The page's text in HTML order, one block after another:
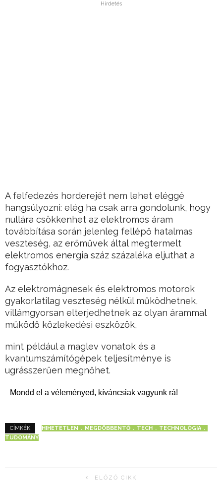
Hirdetés
A felfedezés horderejét nem lehet eléggé
hangsúlyozni: elég ha csak arra gondolunk, hogy
nullára csökkenhet az elektromos áram
továbbítása során jelenleg fellépő hatalmas
veszteség, az erőművek által megtermelt
elektromos energia száz százaléka eljuthat a
fogyasztókhoz.
Az elektromágnesek és elektromos motorok
gyakorlatilag veszteség nélkül működhetnek,
villámgyorsan elterjedhetnek az olyan árammal
működő közlekedési eszközök,
mint például a maglev vonatok és a
kvantumszámítógépek teljesítménye is
ugrásszerűen megnőhet.
Mondd el a véleményed, kíváncsiak vagyunk rá!
CÍMKÉK HIHETETLEN MEGDÖBBENTŐ TECH
TECHNOLÓGIA
TUDOMÁNY
ELŐZŐ CIKK